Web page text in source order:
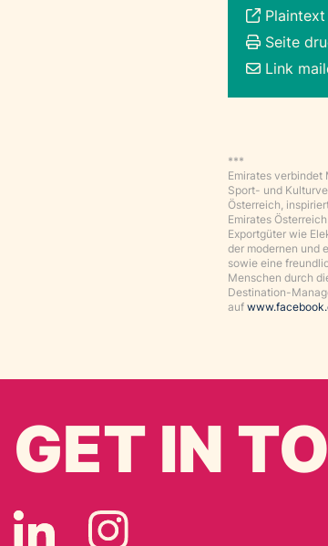
Plaintext
Seite
Link
***
Emirates verbindet
Sport- und
Österreich,
Emirates
Exportgüter wie
der modernen und
sowie eine
Menschen durch
Destination-
auf
GET IN